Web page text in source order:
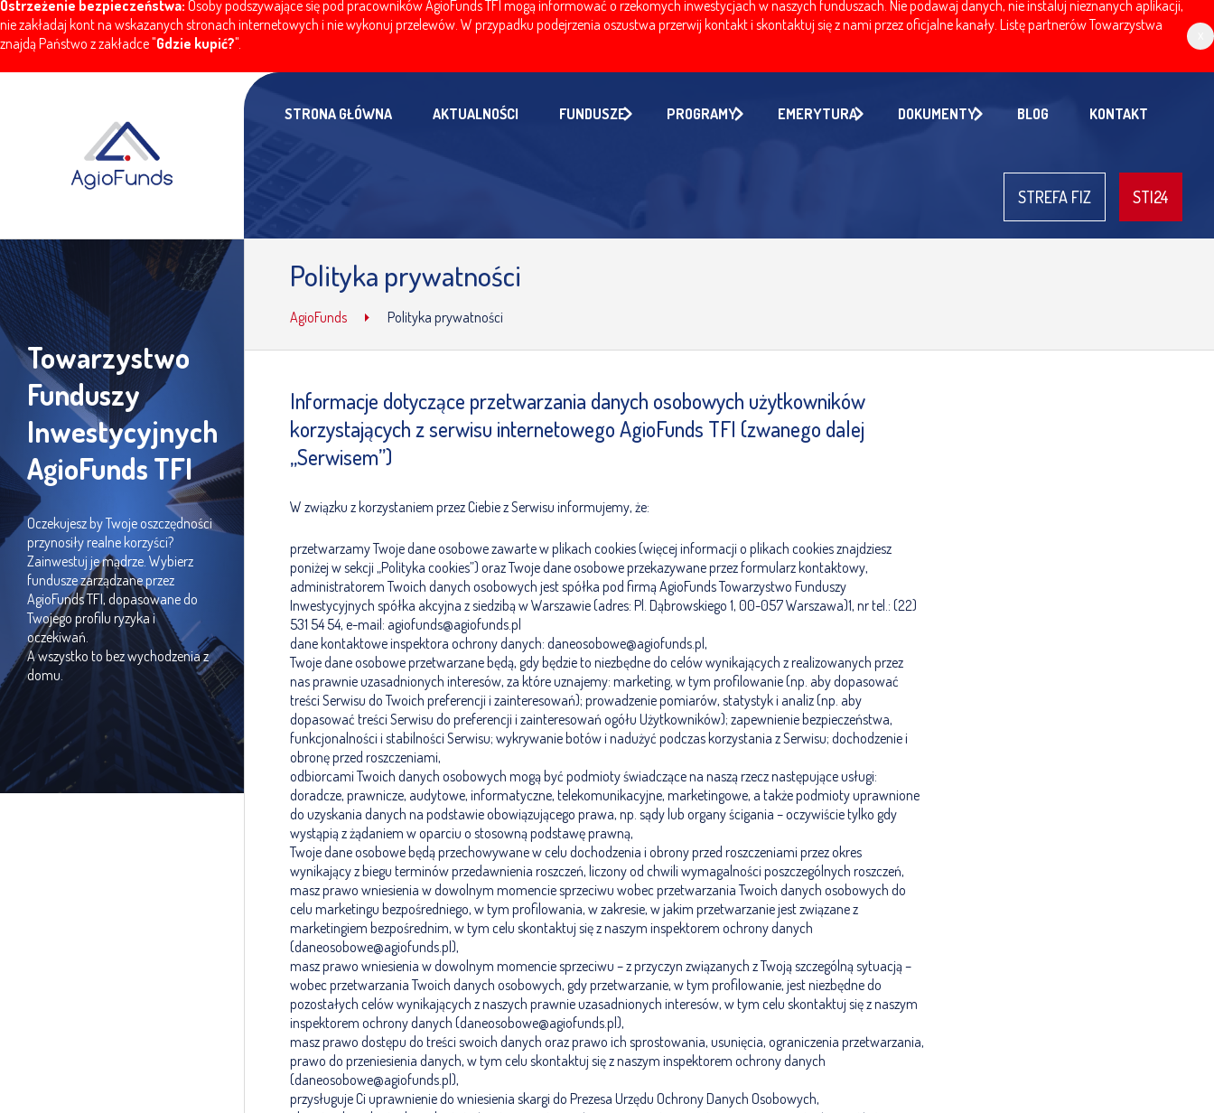
Ostrzeżenie bezpieczeństwa: Osoby podszywające się pod pracowników AgioFunds TFI mogą informować o rzekomych inwestycjach w naszych funduszach. Nie podawaj danych, nie instaluj nieznanych aplikacji,
nie zakładaj kont na wskazanych stronach internetowych i nie wykonuj przelewów. W przypadku podejrzenia oszustwa przerwij kontakt i skontaktuj się z nami przez oficjalne kanały. Listę partnerów Towarzystwa
znajdą Państwo z zakładce "Gdzie kupić?".
STRONA GŁÓWNA AKTUALNOŚCI FUNDUSZE PROGRAMY EMERYTURA DOKUMENTY BLOG KONTAKT
STREFA FIZ STI24
Towarzystwo
Funduszy
Inwestycyjnych
AgioFunds TFI
Oczekujesz by Twoje oszczędności
przynosiły realne korzyści?
Zainwestuj je mądrze. Wybierz
fundusze zarządzane przez
AgioFunds TFI, dopasowane do
Twojego profilu ryzyka i
oczekiwań.
A wszystko to bez wychodzenia z
domu.
Polityka prywatności
AgioFunds Polityka prywatności
Informacje dotyczące przetwarzania danych osobowych użytkowników
korzystających z serwisu internetowego AgioFunds TFI (zwanego dalej
„Serwisem”)
W związku z korzystaniem przez Ciebie z Serwisu informujemy, że:
przetwarzamy Twoje dane osobowe zawarte w plikach cookies (więcej informacji o plikach cookies znajdziesz
poniżej w sekcji „Polityka cookies”) oraz Twoje dane osobowe przekazywane przez formularz kontaktowy,
administratorem Twoich danych osobowych jest spółka pod firmą AgioFunds Towarzystwo Funduszy
Inwestycyjnych spółka akcyjna z siedzibą w Warszawie (adres: Pl. Dąbrowskiego 1, 00-057 Warszawa)1, nr tel.: (22)
531 54 54, e-mail: agiofunds@agiofunds.pl
dane kontaktowe inspektora ochrony danych: daneosobowe@agiofunds.pl,
Twoje dane osobowe przetwarzane będą, gdy będzie to niezbędne do celów wynikających z realizowanych przez
nas prawnie uzasadnionych interesów, za które uznajemy: marketing, w tym profilowanie (np. aby dopasować
treści Serwisu do Twoich preferencji i zainteresowań); prowadzenie pomiarów, statystyk i analiz (np. aby
dopasować treści Serwisu do preferencji i zainteresowań ogółu Użytkowników); zapewnienie bezpieczeństwa,
funkcjonalności i stabilności Serwisu; wykrywanie botów i nadużyć podczas korzystania z Serwisu; dochodzenie i
obronę przed roszczeniami,
odbiorcami Twoich danych osobowych mogą być podmioty świadczące na naszą rzecz następujące usługi:
doradcze, prawnicze, audytowe, informatyczne, telekomunikacyjne, marketingowe, a także podmioty uprawnione
do uzyskania danych na podstawie obowiązującego prawa, np. sądy lub organy ścigania – oczywiście tylko gdy
wystąpią z żądaniem w oparciu o stosowną podstawę prawną,
Twoje dane osobowe będą przechowywane w celu dochodzenia i obrony przed roszczeniami przez okres
wynikający z biegu terminów przedawnienia roszczeń, liczony od chwili wymagalności poszczególnych roszczeń,
masz prawo wniesienia w dowolnym momencie sprzeciwu wobec przetwarzania Twoich danych osobowych do
celu marketingu bezpośredniego, w tym profilowania, w zakresie, w jakim przetwarzanie jest związane z
marketingiem bezpośrednim, w tym celu skontaktuj się z naszym inspektorem ochrony danych
(daneosobowe@agiofunds.pl),
masz prawo wniesienia w dowolnym momencie sprzeciwu – z przyczyn związanych z Twoją szczególną sytuacją –
wobec przetwarzania Twoich danych osobowych, gdy przetwarzanie, w tym profilowanie, jest niezbędne do
pozostałych celów wynikających z naszych prawnie uzasadnionych interesów, w tym celu skontaktuj się z naszym
inspektorem ochrony danych (daneosobowe@agiofunds.pl),
masz prawo dostępu do treści swoich danych oraz prawo ich sprostowania, usunięcia, ograniczenia przetwarzania,
prawo do przeniesienia danych, w tym celu skontaktuj się z naszym inspektorem ochrony danych
(daneosobowe@agiofunds.pl),
przysługuje Ci uprawnienie do wniesienia skargi do Prezesa Urzędu Ochrony Danych Osobowych,